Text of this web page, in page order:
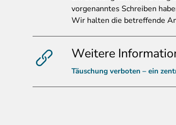
vorgenanntes Schreiben
Wir halten die betreffende
Weitere
Täuschung verboten – ein